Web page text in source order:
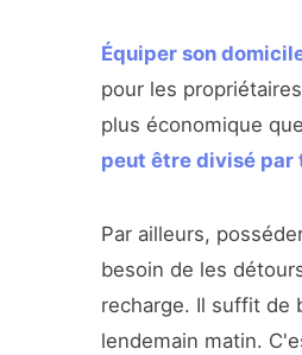
Équiper son
pour les
plus économique
peut être divisé par
Par ailleurs,
besoin de les
recharge. Il suffit de
lendemain matin.